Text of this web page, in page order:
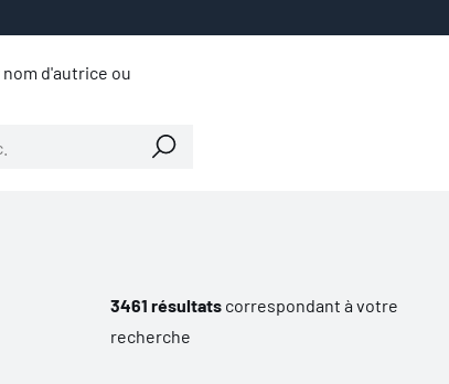
d'autrice ou
3461 résultatscorrespondant à votre
recherche